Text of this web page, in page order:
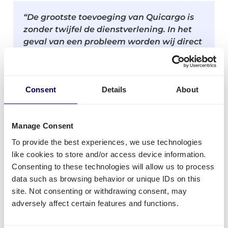
Consent Details About
Manage Consent
To provide the best experiences, we use technologies
like cookies to store and/or access device information.
Consenting to these technologies will allow us to process
data such as browsing behavior or unique IDs on this
site. Not consenting or withdrawing consent, may
adversely affect certain features and functions.
“De grootste toevoeging van Quicargo is
zonder twijfel de dienstverlening. In het
geval van een probleem worden wij direct
proactief aan een oplossing gewerkt.
Een voorbeeld: wanneer er een vertraging
een probleem ondervinden, dan weten we
te regelen.”
In de meeste gevallen wordt goede
dienstverlening niet gegarandeerd door de
vervoerder. Enkel het transport van A naar B